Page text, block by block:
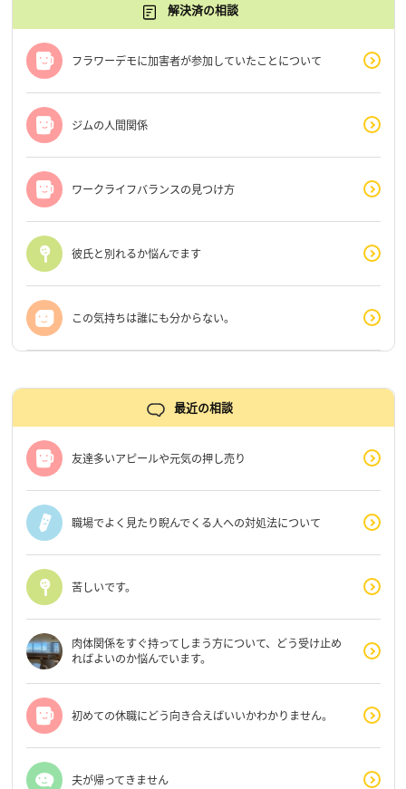
解決済の相談
フラワーデモに加害者が参加していたことについて
ジムの人間関係
ワークライフバランスの見つけ方
彼氏と別れるか悩んでます
この気持ちは誰にも分からない。
最近の相談
友達多いアピールや元気の押し売り
職場でよく見たり睨んでくる人への対処法について
苦しいです。
肉体関係をすぐ持ってしまう方について、どう受け止め
ればよいのか悩んでいます。
初めての休職にどう向き合えばいいかわかりません。
夫が帰ってきません